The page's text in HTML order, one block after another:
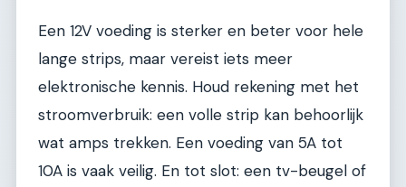
Een 12V voeding is sterker en beter voor hele
lange strips, maar vereist iets meer
elektronische kennis. Houd rekening met het
stroomverbruik: een volle strip kan behoorlijk
wat amps trekken. Een voeding van 5A tot
10A is vaak veilig. En tot slot: een tv-beugel of